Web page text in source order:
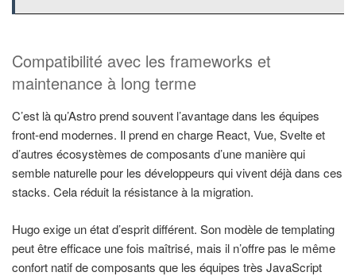
Compatibilité avec les frameworks et
maintenance à long terme
C’est là qu’Astro prend souvent l’avantage dans les équipes
front-end modernes. Il prend en charge React, Vue, Svelte et
d’autres écosystèmes de composants d’une manière qui
semble naturelle pour les développeurs qui vivent déjà dans ces
stacks. Cela réduit la résistance à la migration.
Hugo exige un état d’esprit différent. Son modèle de templating
peut être efficace une fois maîtrisé, mais il n’offre pas le même
confort natif de composants que les équipes très JavaScript